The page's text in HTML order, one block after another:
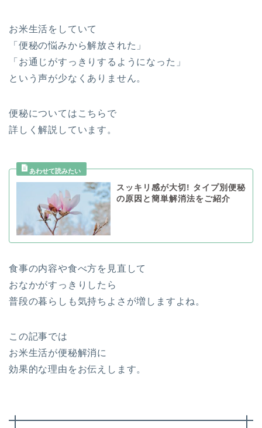
お米生活をしていて
「便秘の悩みから解放された」
「お通じがすっきりするようになった」
という声が少なくありません。
便秘についてはこちらで
詳しく解説しています。
スッキリ感が大切! タイプ別便秘
の原因と簡単解消法をご紹介
食事の内容や食べ方を見直して
おなかがすっきりしたら
普段の暮らしも気持ちよさが増しますよね。
この記事では
お米生活が便秘解消に
効果的な理由をお伝えします。